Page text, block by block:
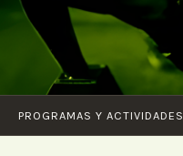
PROGRAMAS Y ACTIVIDADES